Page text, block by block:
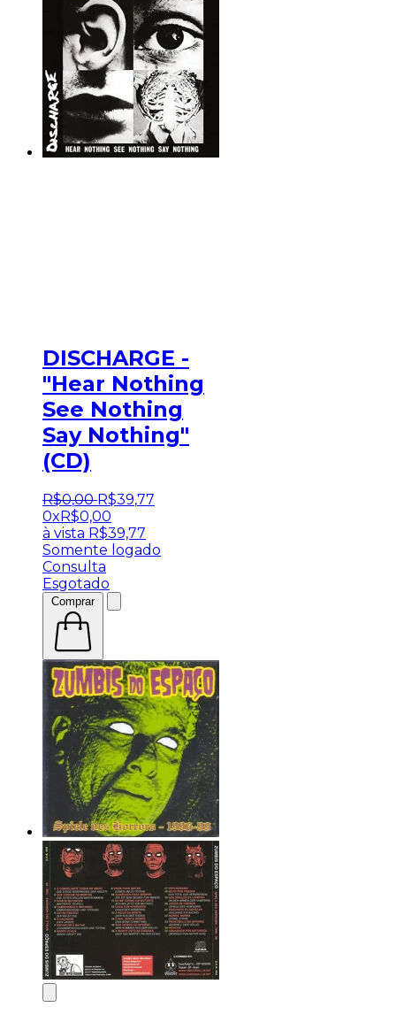
DISCHARGE -
"Hear Nothing
See Nothing
Say Nothing"
(CD)
R$0,00 R$39,77
0xR$0,00
à vista R$39,77
Somente logado
Consulta
Esgotado
Comprar